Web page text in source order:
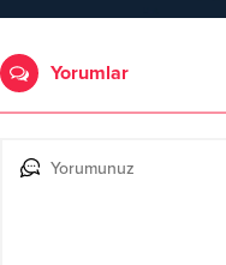
Yorumlar